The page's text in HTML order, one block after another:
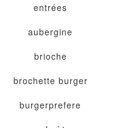
entrées
aubergine
brioche
brochette burger
burgerprefere